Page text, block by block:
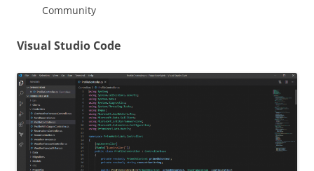
Community
Visual Studio Code